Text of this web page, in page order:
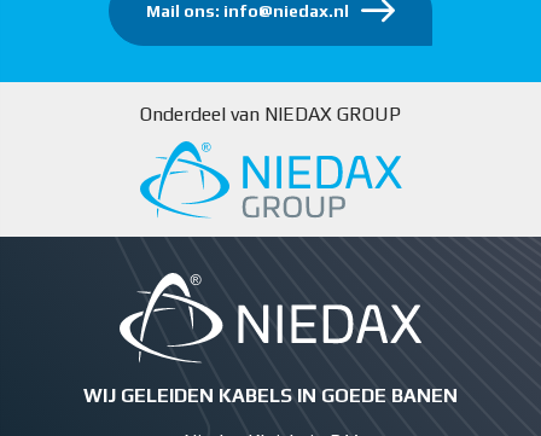
Mail ons: info@niedax.nl
Onderdeel van NIEDAX GROUP
WIJ GELEIDEN KABELS IN GOEDE BANEN